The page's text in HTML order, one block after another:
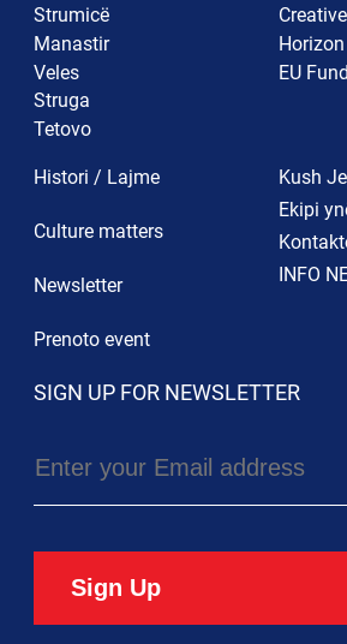
Strumicë
Manastir
Veles
Struga
Tetovo
Horizon
EU
Histori / Lajme
Culture matters
Newsletter
Prenoto event
Kush
Ekipi
INFO
SIGN UP FOR NEWSLETTER
Sign Up